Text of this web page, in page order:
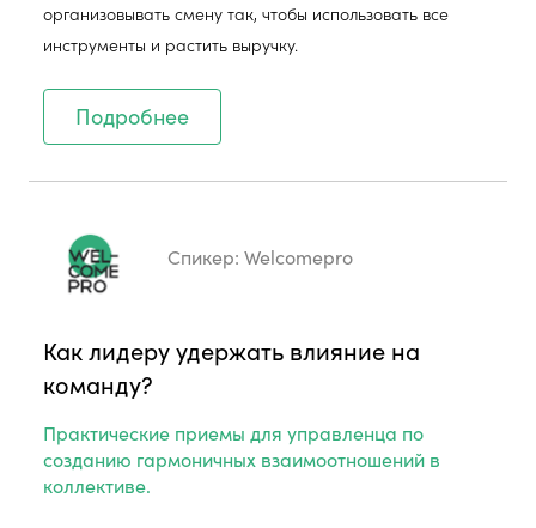
организовывать смену так, чтобы использовать все
инструменты и растить выручку.
Подробнее
Спикер: Welcomepro
Как лидеру удержать влияние на
команду?
Практические приемы для управленца по
созданию гармоничных взаимоотношений в
коллективе.